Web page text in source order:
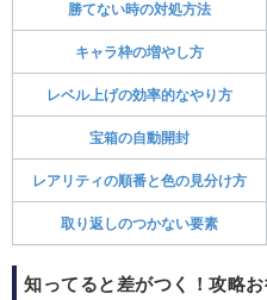
勝てない時の対処方法
キャラ枠の増やし方
レベル上げの効率的なやり方
宝箱の自動開封
レアリティの順番と色の見分け方
取り返しのつかない要素
知ってると差がつく！攻略